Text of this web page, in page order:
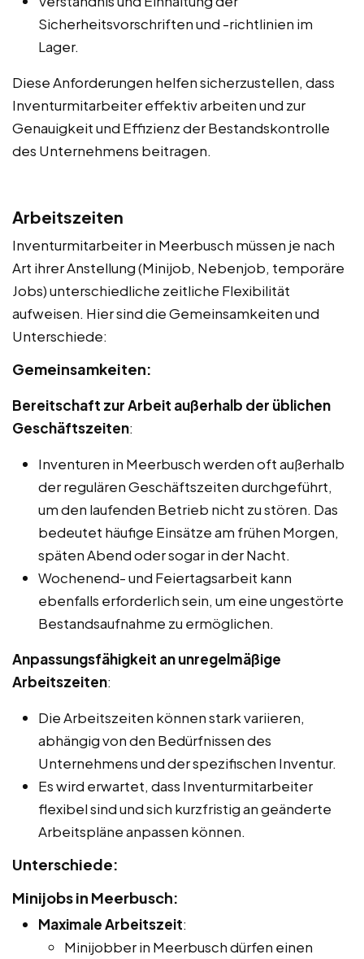
Sicherheitsvorschriften und -richtlinien im
Lager.
Diese Anforderungen helfen sicherzustellen, dass
Inventurmitarbeiter effektiv arbeiten und zur
Genauigkeit und Effizienz der Bestandskontrolle
des Unternehmens beitragen.
Arbeitszeiten
Inventurmitarbeiter in Meerbusch müssen je nach
Art ihrer Anstellung (Minijob, Nebenjob, temporäre
Jobs) unterschiedliche zeitliche Flexibilität
aufweisen. Hier sind die Gemeinsamkeiten und
Unterschiede:
Gemeinsamkeiten:
Bereitschaft zur Arbeit außerhalb der üblichen
Geschäftszeiten:
Inventuren in Meerbusch werden oft außerhalb
der regulären Geschäftszeiten durchgeführt,
um den laufenden Betrieb nicht zu stören. Das
bedeutet häufige Einsätze am frühen Morgen,
späten Abend oder sogar in der Nacht.
Wochenend- und Feiertagsarbeit kann
ebenfalls erforderlich sein, um eine ungestörte
Bestandsaufnahme zu ermöglichen.
Anpassungsfähigkeit an unregelmäßige
Arbeitszeiten:
Die Arbeitszeiten können stark variieren,
abhängig von den Bedürfnissen des
Unternehmens und der spezifischen Inventur.
Es wird erwartet, dass Inventurmitarbeiter
flexibel sind und sich kurzfristig an geänderte
Arbeitspläne anpassen können.
Unterschiede:
Minijobs in Meerbusch:
Maximale Arbeitszeit:
Minijobber in Meerbusch dürfen einen